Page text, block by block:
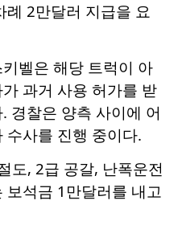
례 2만달러 지급을 요
벨은 해당 트럭이 아
과거 사용 허가를 받
경찰은 양측 사이에 어
수사를 진행 중이다.
도, 2급 공갈, 난폭운전
보석금 1만달러를 내고